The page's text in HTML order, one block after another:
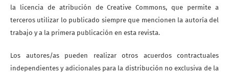
la licencia de atribución de Creative Commons, que permite a
terceros utilizar lo publicado siempre que mencionen la autoría del
trabajo y a la primera publicación en esta revista.
Los autores/as pueden realizar otros acuerdos contractuales
independientes y adicionales para la distribución no exclusiva de la